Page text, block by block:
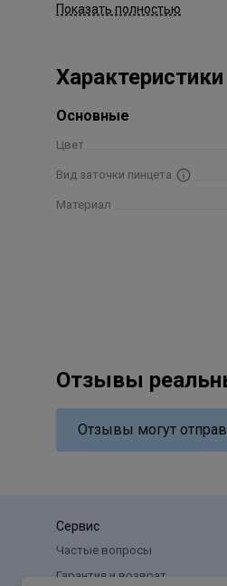
Уведомляем Вас о том,
"Syndicut". Обращаем
продукции Metzger.
Показать полностью
Характеристики
Основные
Цвет
Вид заточки пинцета
Материал
Отзывы
Отзывы могут
Сервис
Частые вопросы
Гарантия и возврат